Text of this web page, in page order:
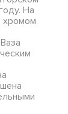
На
хромом